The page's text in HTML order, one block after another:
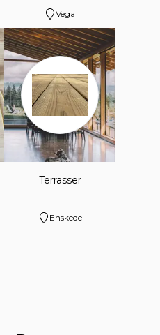
Vega
Terrasser
Enskede